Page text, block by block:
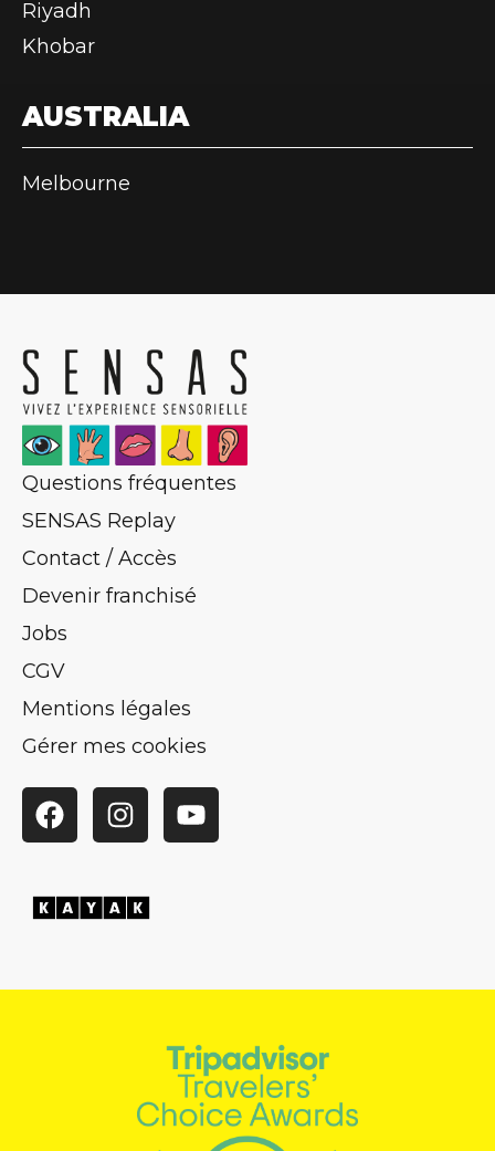
Riyadh
Khobar
AUSTRALIA
Melbourne
Questions fréquentes
SENSAS Replay
Contact / Accès
Devenir franchisé
Jobs
CGV
Mentions légales
Gérer mes cookies
FacebookInstagramYouTube